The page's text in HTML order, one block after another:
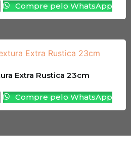
Compre pelo WhatsApp
Extra Rustica 23cm
Compre pelo WhatsApp